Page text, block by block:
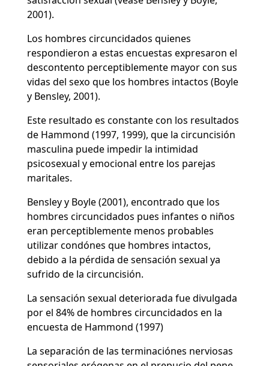
2001).
Los hombres circuncidados quienes
respondieron a estas encuestas expresaron el
descontento perceptiblemente mayor con sus
vidas del sexo que los hombres intactos (Boyle
y Bensley, 2001).
Este resultado es constante con los resultados
de Hammond (1997, 1999), que la circuncisión
masculina puede impedir la intimidad
psicosexual y emocional entre los parejas
maritales.
Bensley y Boyle (2001), encontrado que los
hombres circuncidados pues infantes o niños
eran perceptiblemente menos probables
utilizar condónes que hombres intactos,
debido a la pérdida de sensación sexual ya
sufrido de la circuncisión.
La sensación sexual deteriorada fue divulgada
por el 84% de hombres circuncidados en la
encuesta de Hammond (1997)
La separación de las terminaciónes nerviosas